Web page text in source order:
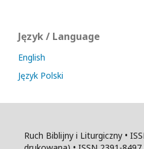
Język / Language
English
Język Polski
Ruch Biblijny i Liturgiczny •